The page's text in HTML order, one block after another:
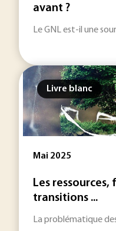
avant ?
Le GNL est-il une
Livre blanc
Mai 2025
Les
transitions ...
La problématique